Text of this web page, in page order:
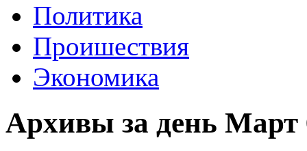
Политика
Проишествия
Экономика
Архивы за день Март